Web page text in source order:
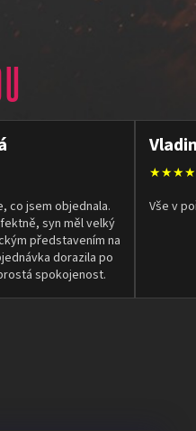
co jsem objednala.
syn měl velký
představením na
dorazila po
spokojenost.
Vše v